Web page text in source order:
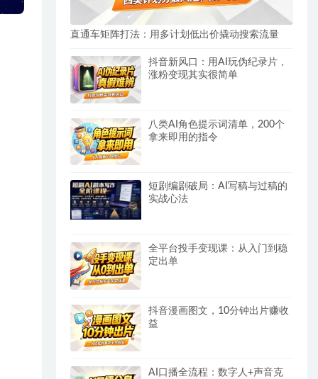
直通车矩阵打法：用多计划低出价撬动搜索流量
抖音新风口：用AI玩伪纪录片，
涨粉变现其实很简单
八类AI角色提示词清单，200个
拿来即用的指令
短剧编剧破局：AI写稿与过稿的
实战心法
全平台投手变现课：从入门到稳
定出单
抖音漫画图文，10分钟出片赚收
益
AI口播全流程：数字人+声音克